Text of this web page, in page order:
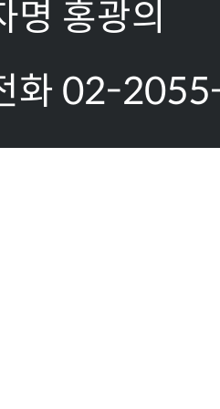
명 홍광의
화 02-